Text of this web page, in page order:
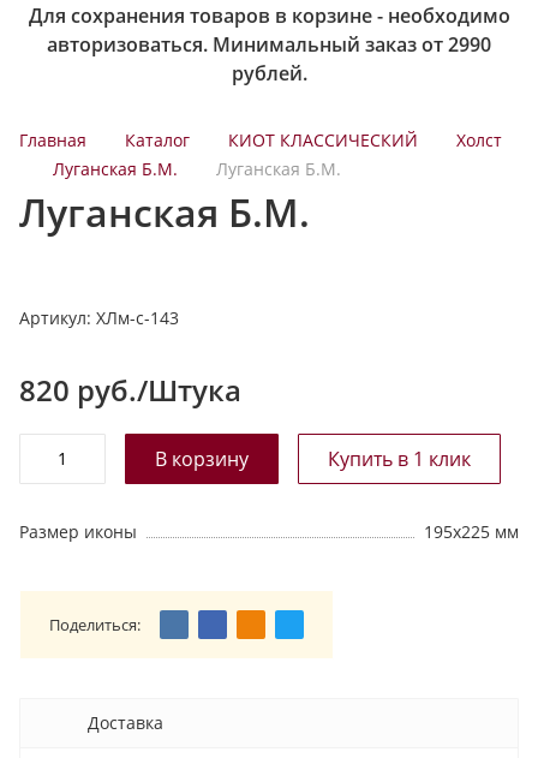
к
т
а
г
Для сохранения товаров в корзине - необходимо
авторизоваться. Минимальный заказ от 2990
рублей.
Главная Каталог КИОТ КЛАССИЧЕСКИЙ
Холст
Луганская Б.М.
Луганская Б.М.
Луганская Б.М.
Артикул: ХЛм-с-143
820 руб./Штука
Размер иконы 195х225 мм
Поделиться:
Доставка